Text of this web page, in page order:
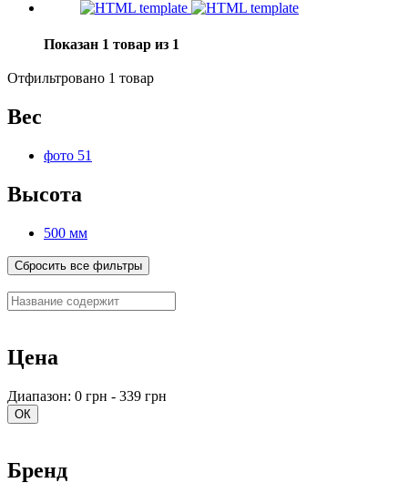
Показан 1 товар из 1
Отфильтровано 1 товар
Вес
фото 51
Высота
500 мм
Сбросить все фильтры
Цена
Диапазон: 0 грн - 339 грн
ОК
Бренд